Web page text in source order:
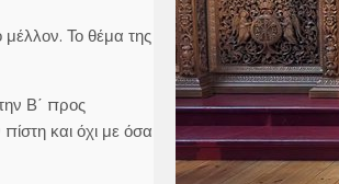
μέλλον. Το θέμα της
Β΄ προς
και όχι με όσα
εν Χριστώ
παιδιά, Στο
Χριστός μάς
μεγάλες
ζωής, την